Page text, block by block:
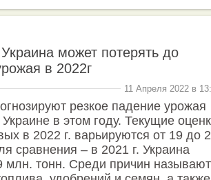
может потерять до
в 2022г
11 Апреля 2022 в
резкое падение урожая
в этом году. Текущие
в 2022 г. варьируются от 19 до
сравнения – в 2021 г. Украина
млн. тонн. Среди причин называют